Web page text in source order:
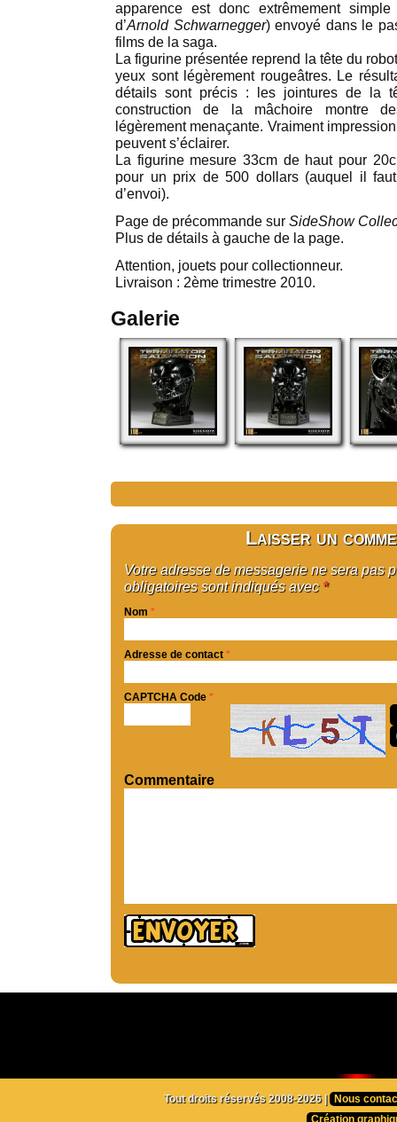
apparence est donc extrêmement
d’Arnold Schwarnegger) envoyé dans le
films de la saga.
La figurine présentée reprend la tête du
yeux sont légèrement rougeâtres. Le
détails sont précis : les jointures de la
construction de la mâchoire montre
légèrement menaçante. Vraiment
peuvent s’éclairer.
La figurine mesure 33cm de haut pour
pour un prix de 500 dollars (auquel il
d’envoi).
Page de précommande sur SideShow
Plus de détails à gauche de la page.
Attention, jouets pour collectionneur.
Livraison : 2ème trimestre 2010.
Galerie
Laisser un
Votre adresse de messagerie ne sera pas
obligatoires sont indiqués avec *
Nom *
Adresse de contact *
CAPTCHA Code *
Commentaire
Tout droits réservés 2008-2026 |
Nous
Création